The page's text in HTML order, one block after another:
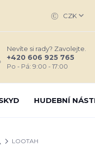
CZK
Nevíte si rady? Zavolejte.
+420 606 925 765
Po - Pá: 9:00 - 17:00
HUDEBNÍ
LOOTAH